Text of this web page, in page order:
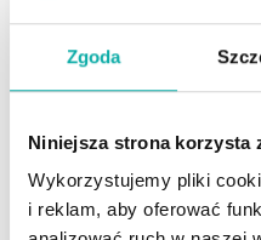
Zgoda
Niniejsza strona korzysta
Wykorzystujemy pliki
i reklam, aby oferować
Na sprzedaż 3-
zlokalizowane w
Białegostoku
26. Lokal
Liczba pokoi
3